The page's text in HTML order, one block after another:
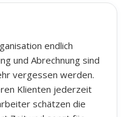
endlich
und Abrechnung sind
vergessen werden.
Klienten jederzeit
schätzen die